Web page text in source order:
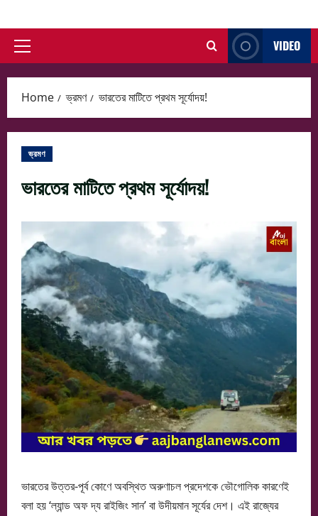
to
contentPrimary
VIDEO
Home ভ্রমণ ভারতের মাটিতে প্রথম সূর্যোদয়!
ভ্রমণ
ভারতের মাটিতে প্রথম সূর্যোদয়!
ভারতের উত্তর-পূর্ব কোণে অবস্থিত অরুণাচল প্রদেশকে ভৌগোলিক কারণেই
বলা হয় ‘ল্যান্ড অফ দ্য রাইজিং সান’ বা উদীয়মান সূর্যের দেশ। এই রাজ্যের